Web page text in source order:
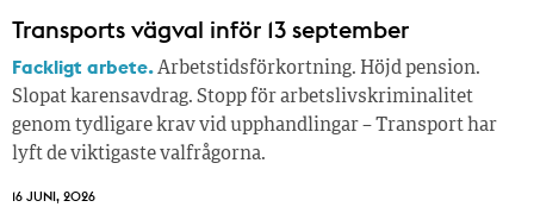
Transports vägval inför 13 september
Fackligt arbete.Arbetstidsförkortning. Höjd pension.
Slopat karensavdrag. Stopp för arbetslivskriminalitet
genom tydligare krav vid upphandlingar – Transport har
lyft de viktigaste valfrågorna.
16 JUNI, 2026